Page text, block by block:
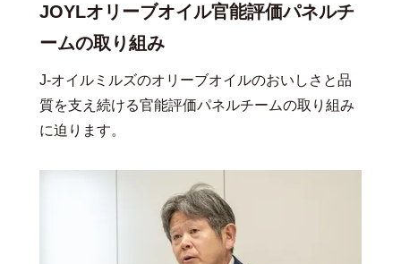
JOYLオリーブオイル官能評価パネルチ
ームの取り組み
J-オイルミルズのオリーブオイルのおいしさと品
質を支え続ける官能評価パネルチームの取り組み
に迫ります。